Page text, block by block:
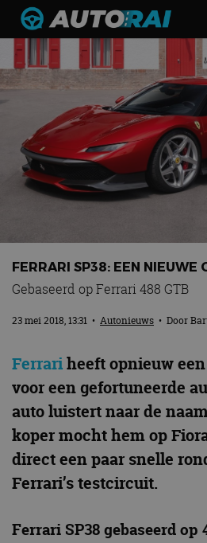
Autonieuws
Podcast
Autotests
Automerken
Adverteren
Contact
FERRARI SP38: EEN NIEUWE
Gebaseerd op Ferrari 488 GTB
23 mei 2018, 13:31 • Autonieuws • Door
Ferrariheeft opnieuw
voor een gefortuneerde
auto luistert naar de
koper mocht hem op
direct een paar snelle
Ferrari’s testcircuit.
Ferrari SP38 gebaseerd op